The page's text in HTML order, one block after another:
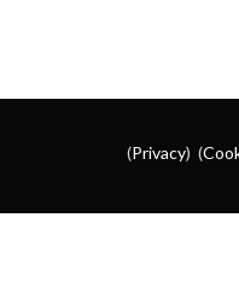
(Privacy) (